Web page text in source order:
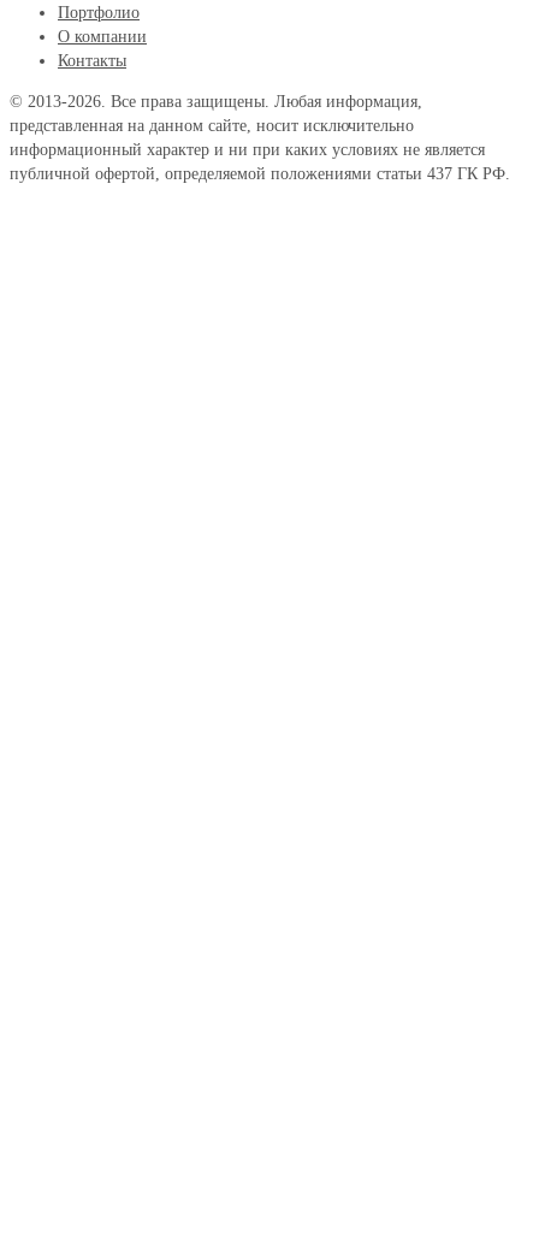
Портфолио
О компании
Контакты
© 2013-2026. Все права защищены. Любая информация,
представленная на данном сайте, носит исключительно
информационный характер и ни при каких условиях не является
публичной офертой, определяемой положениями статьи 437 ГК РФ.